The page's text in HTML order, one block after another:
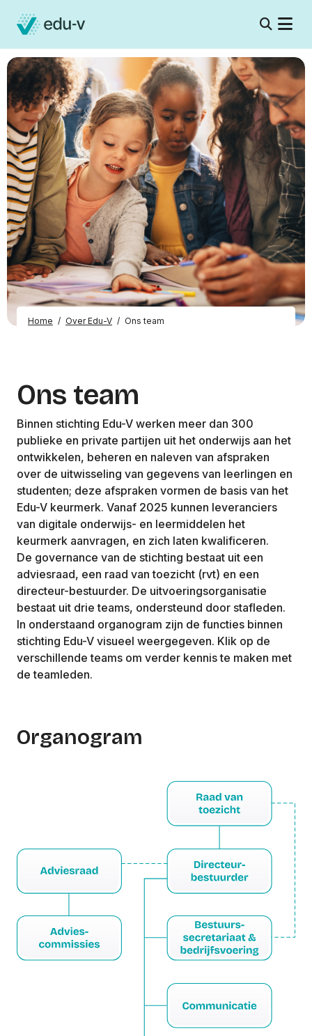
Home / Over Edu-V / Ons team
Ons team
Binnen stichting Edu-V werken meer dan 300
publieke en private partijen uit het onderwijs aan het
ontwikkelen, beheren en naleven van afspraken
over de uitwisseling van gegevens van leerlingen en
studenten; deze afspraken vormen de basis van het
Edu-V keurmerk. Vanaf 2025 kunnen leveranciers
van digitale onderwijs- en leermiddelen het
keurmerk aanvragen, en zich laten kwalificeren.
De governance van de stichting bestaat uit een
adviesraad, een raad van toezicht (rvt) en een
directeur-bestuurder. De uitvoeringsorganisatie
bestaat uit drie teams, ondersteund door stafleden.
In onderstaand organogram zijn de functies binnen
stichting Edu-V visueel weergegeven. Klik op de
verschillende teams om verder kennis te maken met
de teamleden.
Organogram